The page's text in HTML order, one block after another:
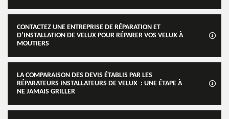
CONTACTEZ UNE ENTREPRISE DE RÉPARATION ET
D’INSTALLATION DE VELUX POUR RÉPARER VOS VELUX À
MOUTIERS
LA COMPARAISON DES DEVIS ÉTABLIS PAR LES
RÉPARATEURS INSTALLATEURS DE VELUX : UNE ÉTAPE À
NE JAMAIS GRILLER